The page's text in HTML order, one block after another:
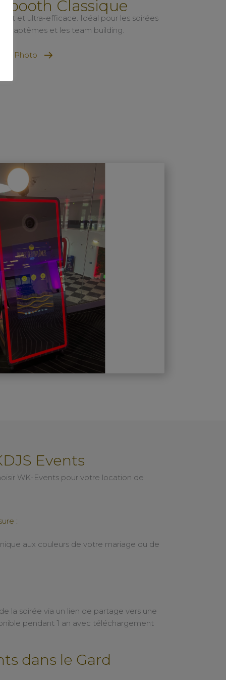
Classique
et ultra-efficace. Idéal pour les soirées
baptêmes et les team building.
Photo
Events
WK-Events pour votre location de
:
aux couleurs de votre mariage ou de
la soirée via un lien de partage vers une
pendant 1 an avec téléchargement
dans le Gard